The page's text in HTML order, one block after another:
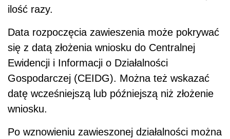
ilość razy.
Data rozpoczęcia zawieszenia może pokrywać
się z datą złożenia wniosku do Centralnej
Ewidencji i Informacji o Działalności
Gospodarczej (CEIDG). Można też wskazać
datę wcześniejszą lub późniejszą niż złożenie
wniosku.
Po wznowieniu zawieszonej działalności można